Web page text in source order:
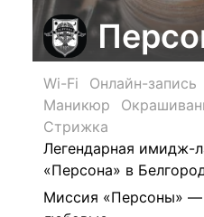
Wi-Fi Онлайн-запись
Маникюр
Стрижка
Легендарная имидж-
«Персона» в
Миссия «Персоны» —